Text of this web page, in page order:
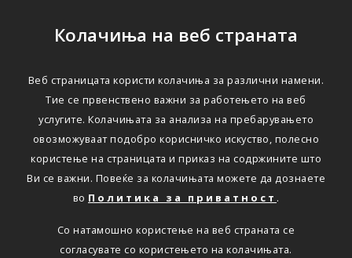
Колачиња на веб страната
Веб страницата користи колачиња за различни намени.
Тие се првенствено важни за работењето на веб
услугите. Колачињата за анализа на пребарувањето
овозможуваат подобро корисничко искуство, полесно
користење на страницата и приказ на содржините што
Ви се важни. Повеќе за колачињата можете да дознаете
во Политика за приватност .
Со натамошно користење на веб страната се
согласувате со користењето на колачињата.